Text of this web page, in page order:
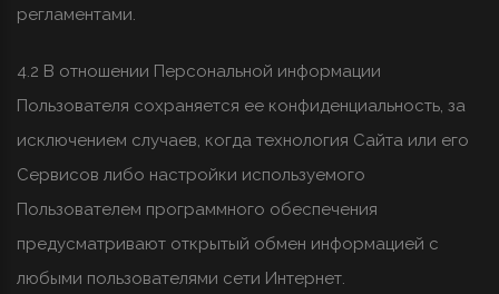
регламентами.
4.2 В отношении Персональной информации
Пользователя сохраняется ее конфиденциальность, за
исключением случаев, когда технология Сайта или его
Сервисов либо настройки используемого
Пользователем программного обеспечения
предусматривают открытый обмен информацией с
любыми пользователями сети Интернет.